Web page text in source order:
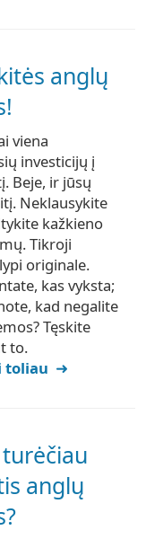
anglų
viena
investicijų į
Beje, ir jūsų
Neklausykite
kažkieno
Tikroji
originale.
kas vyksta;
kad negalite
Tęskite
to.
toliau
anglų